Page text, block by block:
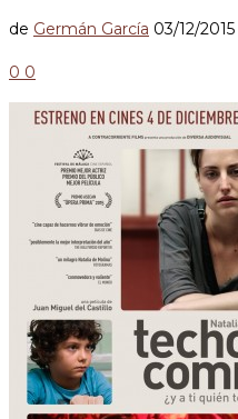
de Germán García 03/12/2015
0 0